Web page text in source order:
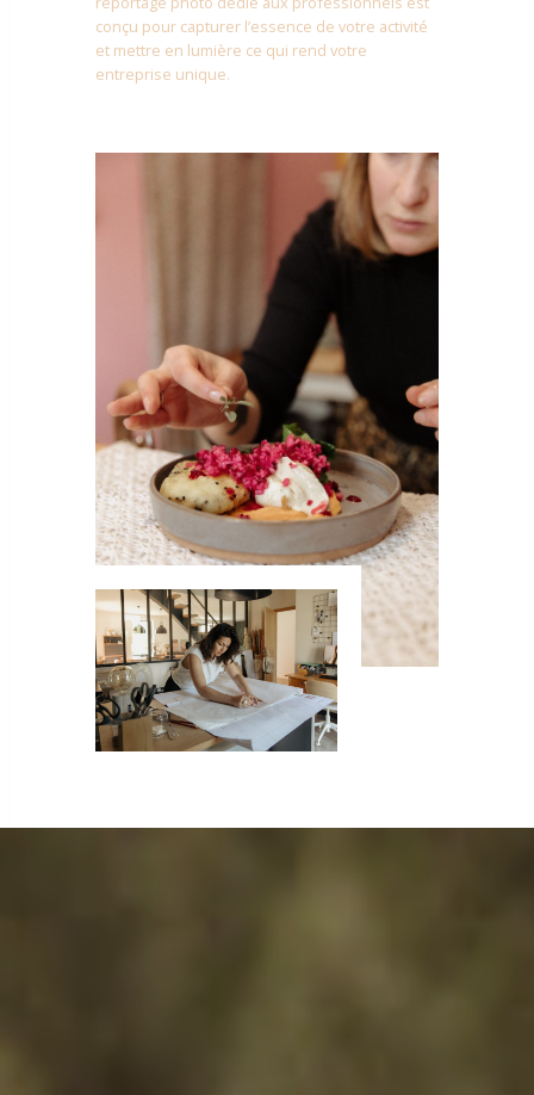
conçu pour capturer l’essence de votre activité
et mettre en lumière ce qui rend votre
entreprise unique.